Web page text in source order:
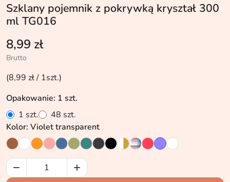
Szklany pojemnik z pokrywką kryształ 300
ml TG016
8,99 zł
Brutto
(8,99 zł / 1szt.)
Opakowanie: 1 szt.
1 szt.
48 szt.
Kolor: Violet transparent

